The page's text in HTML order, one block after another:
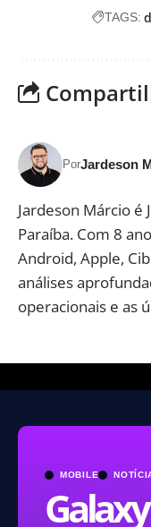
TAGS:
PorJardeson
Jardeson Márcio
Paraíba. Com 8
Android, Apple,
análises
operacionais e as
MOBILE
Galaxy